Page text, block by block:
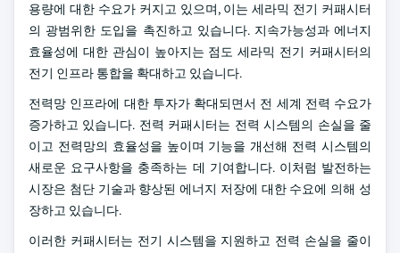
용량에 대한 수요가 커지고 있으며, 이는 세라믹 전기 커패시터
의 광범위한 도입을 촉진하고 있습니다. 지속가능성과 에너지
효율성에 대한 관심이 높아지는 점도 세라믹 전기 커패시터의
전기 인프라 통합을 확대하고 있습니다.
전력망 인프라에 대한 투자가 확대되면서 전 세계 전력 수요가
증가하고 있습니다. 전력 커패시터는 전력 시스템의 손실을 줄
이고 전력망의 효율성을 높이며 기능을 개선해 전력 시스템의
새로운 요구사항을 충족하는 데 기여합니다. 이처럼 발전하는
시장은 첨단 기술과 향상된 에너지 저장에 대한 수요에 의해 성
장하고 있습니다.
이러한 커패시터는 전기 시스템을 지원하고 전력 손실을 줄이